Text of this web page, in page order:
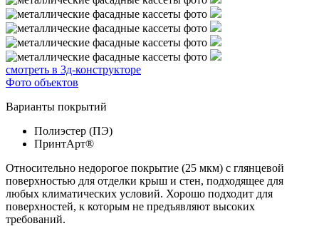
смотреть в 3д-конструкторе
Фото объектов
Варианты покрытий
Полиэстер (ПЭ)
ПринтАрт®
Относительно недорогое покрытие (25 мкм) с глянцевой
поверхностью для отделки крыш и стен, подходящее для
любых климатических условий. Хорошо подходит для
поверхностей, к которым не предъявляют высоких
требований.